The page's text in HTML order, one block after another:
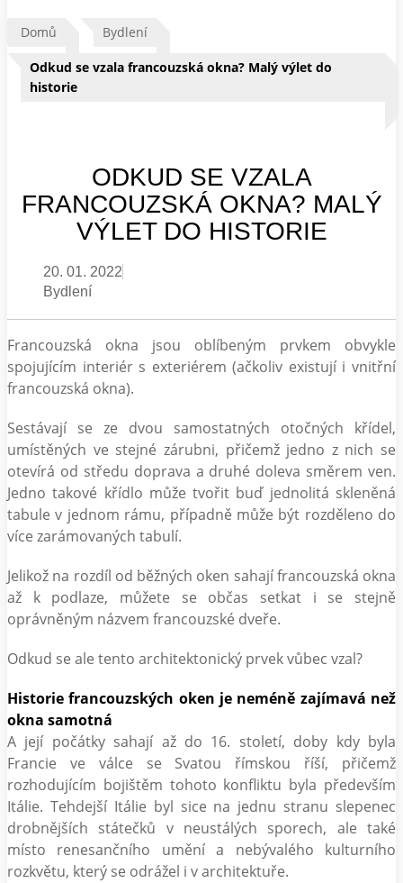
Domů Bydlení
Odkud se vzala francouzská okna? Malý výlet do
historie
ODKUD SE VZALA
FRANCOUZSKÁ OKNA? MALÝ
VÝLET DO HISTORIE
20. 01. 2022
Bydlení
Francouzská okna jsou oblíbeným prvkem obvykle
spojujícím interiér s exteriérem (ačkoliv existují i vnitřní
francouzská okna).
Sestávají se ze dvou samostatných otočných křídel,
umístěných ve stejné zárubni, přičemž jedno z nich se
otevírá od středu doprava a druhé doleva směrem ven.
Jedno takové křídlo může tvořit buď jednolitá skleněná
tabule v jednom rámu, případně může být rozděleno do
více zarámovaných tabulí.
Jelikož na rozdíl od běžných oken sahají francouzská okna
až k podlaze, můžete se občas setkat i se stejně
oprávněným názvem francouzské dveře.
Odkud se ale tento architektonický prvek vůbec vzal?
Historie francouzských oken je neméně zajímavá než
okna samotná
A její počátky sahají až do 16. století, doby kdy byla
Francie ve válce se Svatou římskou říší, přičemž
rozhodujícím bojištěm tohoto konfliktu byla především
Itálie. Tehdejší Itálie byl sice na jednu stranu slepenec
drobnějších státečků v neustálých sporech, ale také
místo renesančního umění a nebývalého kulturního
rozkvětu, který se odrážel i v architektuře.